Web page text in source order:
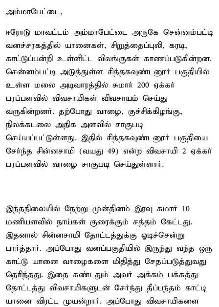
அம்மாபேட்டை,
ஈரோடு மாவட்டம் அம்மாபேட்டை அருகே சென்னம்பட்டி
வனச்சரகத்தில் யானைகள், சிறுத்தைப்புலி, கரடி,
காட்டுப்பன்றி உள்ளிட்ட விலங்குகள் காணப்படுகின்றன.
சென்னம்பட்டி அடுத்துள்ள சித்தகவுண்டனூர் பகுதியில்
உள்ள மலை அடிவாரத்தில் சுமார் 200 ஏக்கர்
பரப்பளவில் விவசாயிகள் விவசாயம் செய்து
வருகின்றனர். தற்போது வாழை, குச்சிக்கிழங்கு,
நிலக்கடலை அதிக அளவில் சாகுபடி
செய்யப்பட்டுள்ளது. இதில் சித்தகவுண்டனூர் பகுதியை
சேர்ந்த சின்னசாமி (வயது 49) என்ற விவசாயி 2 ஏக்கர்
பரப்பளவில் வாழை சாகுபடி செய்துள்ளார்.
இந்தநிலையில் நேற்று முன்தினம் இரவு சுமார் 10
மணியளவில் நாய்கள் குரைக்கும் சத்தம் கேட்டது.
இதனால் சின்னசாமி தோட்டத்துக்கு ஓடிச்சென்று
பார்த்தார். அப்போது வனப்பகுதியில் இருந்து வந்த ஒரு
காட்டு யானை வாழைகளை மிதித்து சேதப்படுத்துவது
தெரிந்தது. இதை கண்டதும் அவர் அக்கம் பக்கத்து
தோட்டத்து விவசாயிகளுடன் சேர்ந்து தீப்பந்தம் காட்டி
யானை விரட்ட முயன்றார். அப்போது விவசாயிகளை